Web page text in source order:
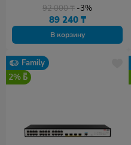
92 000₸ -3%
89 240 ₸
В корзину
Family
2%